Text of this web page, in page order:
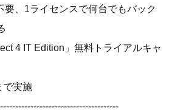
、1ライセンスで何台でもバック
4 IT Edition」無料トライアルキャ
実施